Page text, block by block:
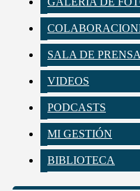
SALA DE PRENSA
VIDEOS
PODCASTS
MI GESTIÓN
BIBLIOTECA